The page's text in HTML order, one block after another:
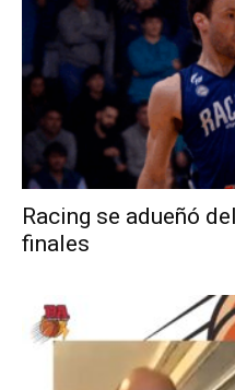
Racing se adueñó
finales